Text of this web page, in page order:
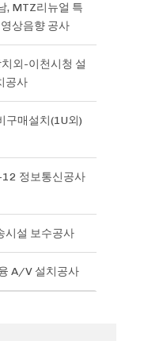
, MTZ리뉴얼 특
상음향 공사
외-이천시청 설
공사
구매설치(1U외)
정보통신공사
시설 보수공사
A/V 설치공사